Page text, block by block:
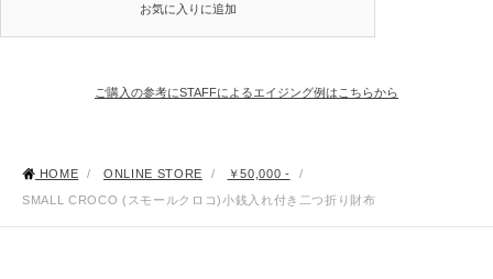
お気に入りに追加
ご購入の参考にSTAFFによるエイジング例はこちらから
HOME / ONLINE STORE / ￥50,000 -
/
SMALL CROCO (スモールクロコ)小銭入れ付き二つ折り財布